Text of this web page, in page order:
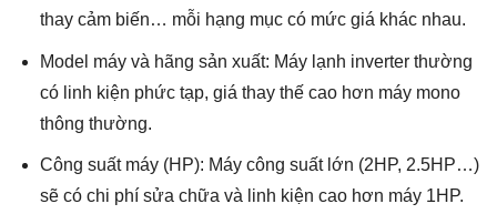
thay cảm biến… mỗi hạng mục có mức giá khác nhau.
Model máy và hãng sản xuất: Máy lạnh inverter thường
có linh kiện phức tạp, giá thay thế cao hơn máy mono
thông thường.
Công suất máy (HP): Máy công suất lớn (2HP, 2.5HP…)
sẽ có chi phí sửa chữa và linh kiện cao hơn máy 1HP.